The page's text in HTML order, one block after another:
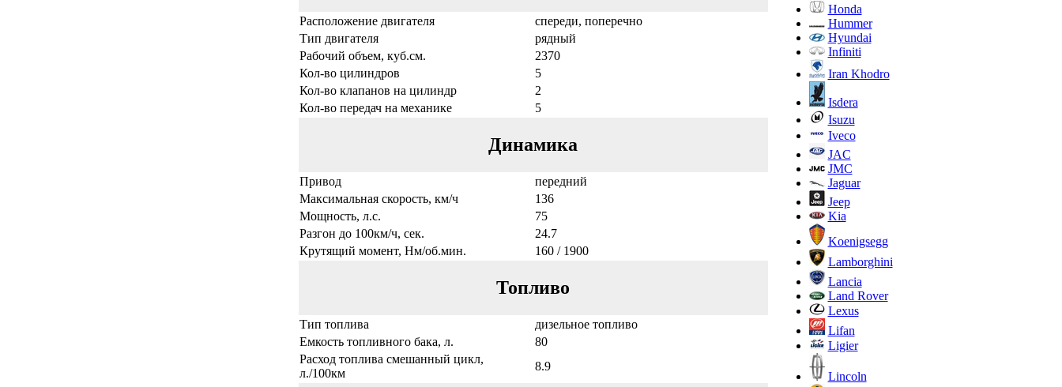
Расположение двигателя
спереди, поперечно
Тип двигателя
рядный
Рабочий объем, куб.см.
2370
Кол-во цилиндров
5
Кол-во клапанов на цилиндр
2
Кол-во передач на механике
5
Динамика
Привод
передний
Максимальная скорость, км/ч
136
Мощность, л.с.
75
Разгон до 100км/ч, сек.
24.7
Крутящий момент, Нм/об.мин.
160 / 1900
Топливо
Тип топлива
дизельное топливо
Емкость топливного бака, л.
80
Расход топлива смешанный цикл,
л./100км
8.9
Honda
Hummer
Hyundai
Infiniti
Iran Khodro
Isdera
Isuzu
Iveco
JAC
JMC
Jaguar
Jeep
Kia
Koenigsegg
Lamborghini
Lancia
Land Rover
Lexus
Lifan
Ligier
Lincoln